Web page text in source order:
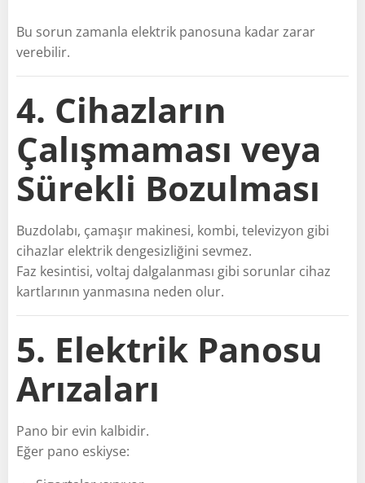
Bu sorun zamanla elektrik panosuna kadar zarar
verebilir.
4. Cihazların
Çalışmaması veya
Sürekli Bozulması
Buzdolabı, çamaşır makinesi, kombi, televizyon gibi
cihazlar elektrik dengesizliğini sevmez.
Faz kesintisi, voltaj dalgalanması gibi sorunlar cihaz
kartlarının yanmasına neden olur.
5. Elektrik Panosu
Arızaları
Pano bir evin kalbidir.
Eğer pano eskiyse: